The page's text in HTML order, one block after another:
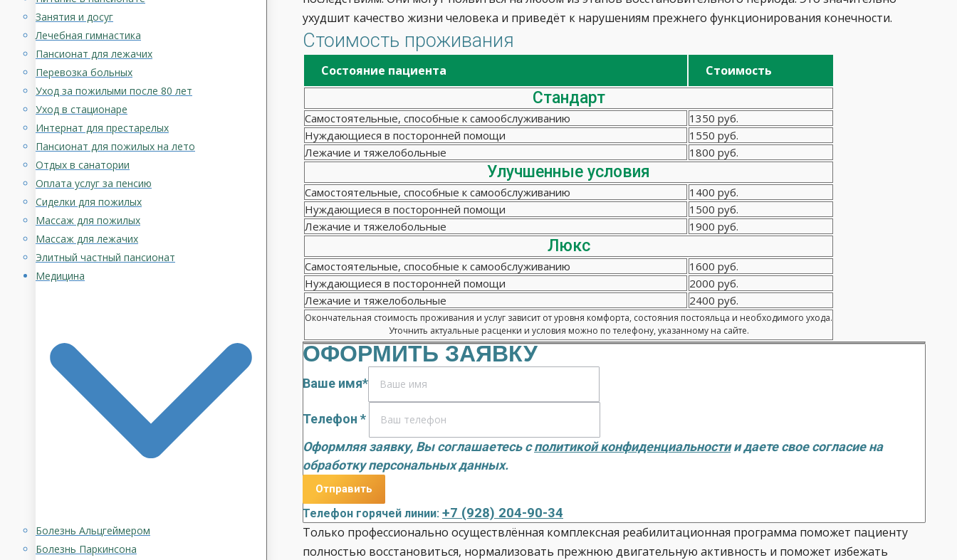
ухудшит качество жизни человека и приведёт к нарушениям прежнего функционирования конечности.
Стоимость проживания
Состояние пациента Стоимость
Стандарт
Самостоятельные, способные к самообслуживанию
1350 руб.
Нуждающиеся в посторонней помощи
1550 руб.
Лежачие и тяжелобольные
1800 руб.
Улучшенные условия
Самостоятельные, способные к самообслуживанию
1400 руб.
Нуждающиеся в посторонней помощи
1500 руб.
Лежачие и тяжелобольные
1900 руб.
Люкс
Самостоятельные, способные к самообслуживанию
1600 руб.
Нуждающиеся в посторонней помощи
2000 руб.
Лежачие и тяжелобольные
2400 руб.
Окончательная стоимость проживания и услуг зависит от уровня комфорта, состояния постояльца и необходимого ухода.
Уточнить актуальные расценки и условия можно по телефону, указанному на сайте.
ОФОРМИТЬ ЗАЯВКУ
Ваше имя*
Телефон *
Оформляя заявку, Вы соглашаетесь сполитикой конфиденциальностии даете свое согласие на
обработку персональных данных.
Телефон горячей линии: +7 (928) 204-90-34
Только профессионально осуществлённая комплексная реабилитационная программа поможет пациенту
полностью восстановиться, нормализовать прежнюю двигательную активность и поможет избежать
Занятия и досуг
Лечебная гимнастика
Пансионат для лежачих
Перевозка больных
Уход за пожилыми после 80 лет
Уход в стационаре
Интернат для престарелых
Пансионат для пожилых на лето
Отдых в санатории
Оплата услуг за пенсию
Сиделки для пожилых
Массаж для пожилых
Массаж для лежачих
Элитный частный пансионат
Медицина
Болезнь Альцгеймером
Болезнь Паркинсона